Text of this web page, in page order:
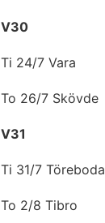
V30
Ti 24/7 Vara
To 26/7 Skövde
V31
Ti 31/7 Töreboda
To 2/8 Tibro